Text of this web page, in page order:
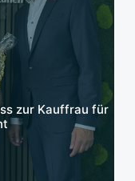
zur Kauffrau für